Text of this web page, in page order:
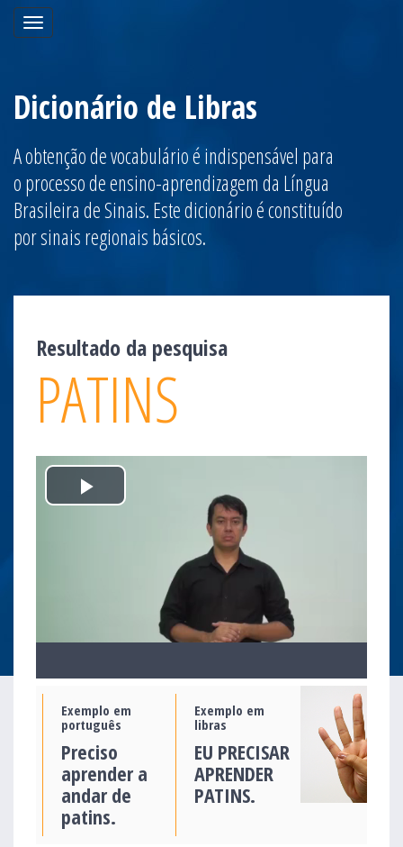
Toggle
navigation
Dicionário de Libras
A obtenção de vocabulário é indispensável para
o processo de ensino-aprendizagem da Língua
Brasileira de Sinais. Este dicionário é constituído
por sinais regionais básicos.
Resultado da pesquisa
PATINS
Play
Exemplo em
português
Preciso
aprender a
andar de
patins.
Exemplo em
libras
EU PRECISAR
APRENDER
PATINS.